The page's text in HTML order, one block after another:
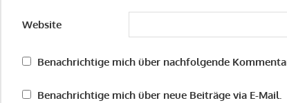
Website
Benachrichtige mich über nachfolgende
Benachrichtige mich über neue Beiträge via E-Mail.